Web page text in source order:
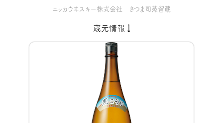
ニッカウヰスキー株式会社 さつま司蒸留蔵
蔵元情報